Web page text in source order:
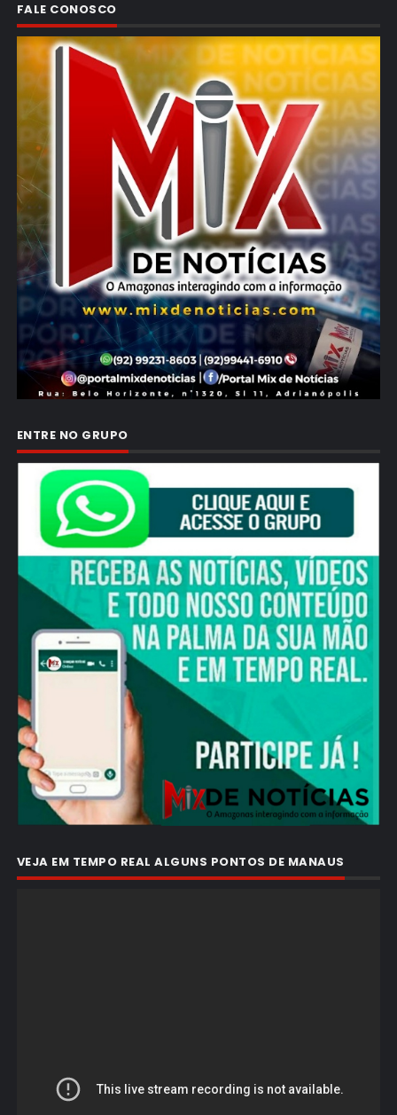
FALE CONOSCO
ENTRE NO GRUPO
VEJA EM TEMPO REAL ALGUNS PONTOS DE MANAUS